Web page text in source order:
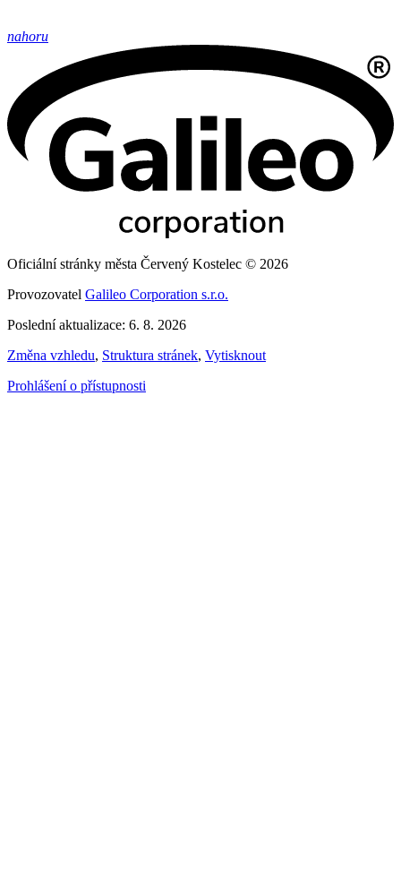
nahoru
Oficiální stránky města Červený Kostelec © 2026
Provozovatel Galileo Corporation s.r.o.
Poslední aktualizace: 6. 8. 2026
Změna vzhledu, Struktura stránek, Vytisknout
Prohlášení o přístupnosti